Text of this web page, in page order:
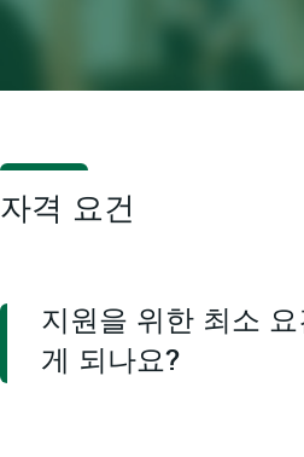
자격 요건
지원을 위한 최소
게 되나요?